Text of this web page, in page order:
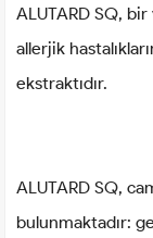
ALUTARD SQ,
allerjik
ekstraktıdır.
ALUTARD SQ,
bulunmaktadır: